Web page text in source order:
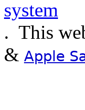
. This
& Apple